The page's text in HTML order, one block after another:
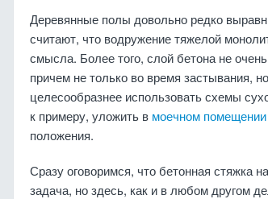
Деревянные полы довольно редко
считают, что водружение тяжелой
смысла. Более того, слой бетона не
причем не только во время застывания,
целесообразнее использовать схемы
к примеру, уложить в моечном помещении
положения.
Сразу оговоримся, что бетонная стяжка
задача, но здесь, как и в любом другом